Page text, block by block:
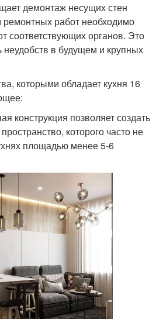
демонтаж несущих стен
работ необходимо
соответствующих органов. Это
неудобств в будущем и крупных
которыми обладает кухня 16
конструкция позволяет создать
которого часто не
площадью менее 5-6